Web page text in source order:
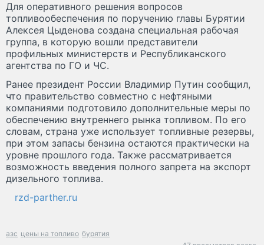
Для оперативного решения вопросов
топливообеспечения по поручению главы Бурятии
Алексея Цыденова создана специальная рабочая
группа, в которую вошли представители
профильных министерств и Республиканского
агентства по ГО и ЧС.
Ранее президент России Владимир Путин сообщил,
что правительство совместно с нефтяными
компаниями подготовило дополнительные меры по
обеспечению внутреннего рынка топливом. По его
словам, страна уже использует топливные резервы,
при этом запасы бензина остаются практически на
уровне прошлого года. Также рассматривается
возможность введения полного запрета на экспорт
дизельного топлива.
rzd-parther.ru
азс цены на топливо бурятия